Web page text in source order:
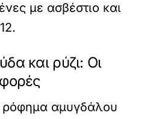
με ασβέστιο και
και ρύζι: Οι
αμυγδάλου